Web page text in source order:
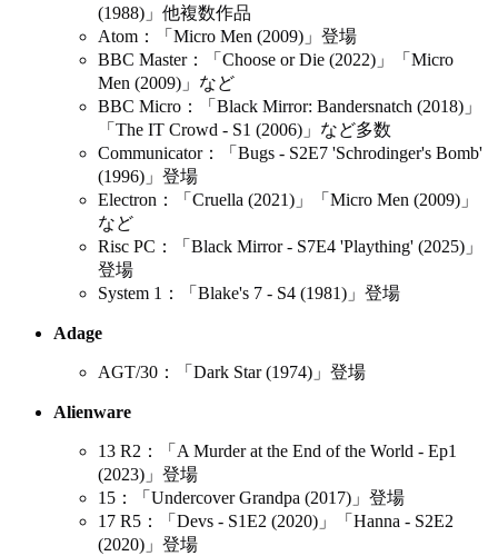
(1988)」他複数作品
Atom：「Micro Men (2009)」登場
BBC Master：「Choose or Die (2022)」「Micro
Men (2009)」など
BBC Micro：「Black Mirror: Bandersnatch (2018)」
「The IT Crowd - S1 (2006)」など多数
Communicator：「Bugs - S2E7 'Schrodinger's Bomb'
(1996)」登場
Electron：「Cruella (2021)」「Micro Men (2009)」
など
Risc PC：「Black Mirror - S7E4 'Plaything' (2025)」
登場
System 1：「Blake's 7 - S4 (1981)」登場
Adage
AGT/30：「Dark Star (1974)」登場
Alienware
13 R2：「A Murder at the End of the World - Ep1
(2023)」登場
15：「Undercover Grandpa (2017)」登場
17 R5：「Devs - S1E2 (2020)」「Hanna - S2E2
(2020)」登場